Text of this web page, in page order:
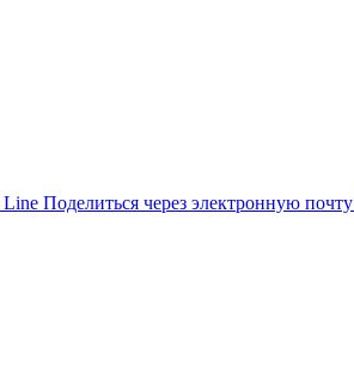
Line Поделиться через электронную почту